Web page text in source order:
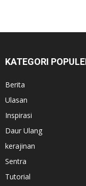
KATEGORI
Berita
Ulasan
Inspirasi
Daur Ulang
kerajinan
Sentra
Tutorial